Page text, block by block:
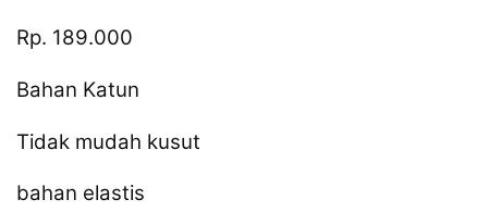
Rp. 189.000
Bahan Katun
Tidak mudah kusut
bahan elastis